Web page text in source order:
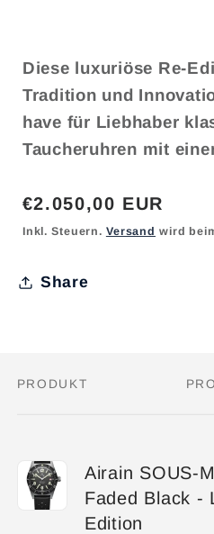
Diese luxuriöse Re-
Tradition und
have für Liebhaber
Taucheruhren mit
Normaler
Preis
€2.050,00 EUR
Inkl. Steuern. Versand wird
Share
Dein
PRODUKT
Airain SOUS-
Faded Black -
Edition